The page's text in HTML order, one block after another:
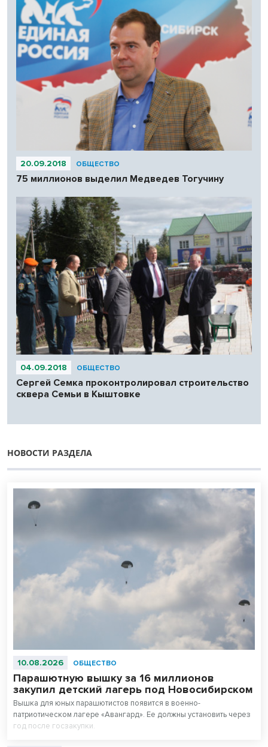
20.09.2018 ОБЩЕСТВО
75 миллионов выделил Медведев Тогучину
04.09.2018 ОБЩЕСТВО
Сергей Семка проконтролировал строительство
сквера Семьи в Кыштовке
НОВОСТИ РАЗДЕЛА
10.08.2026 ОБЩЕСТВО
Парашютную вышку за 16 миллионов
закупил детский лагерь под Новосибирском
Вышка для юных парашютистов появится в военно-
патриотическом лагере «Авангард». Ее должны установить через
год после госзакупки.